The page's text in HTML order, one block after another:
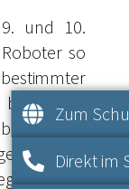
und 10.
so
und
erledigt.
und
Zum
Direkt im